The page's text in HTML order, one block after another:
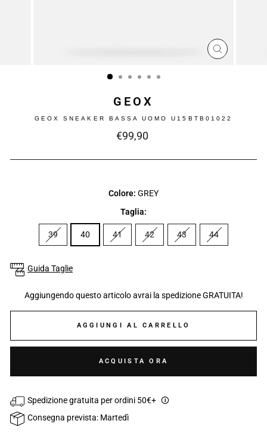
CHIUDI
GEOX
GEOX SNEAKER BASSA UOMO U15BTB01022
Prezzo
€99,90
Colore: GREY
Taglia:
39 40 41 42 43 44
Guida Taglie
Aggiungendo questo articolo avrai la spedizione GRATUITA!
AGGIUNGI AL CARRELLO
ACQUISTA ORA
Spedizione gratuita per ordini 50€+ 🛈
Consegna prevista: Martedì